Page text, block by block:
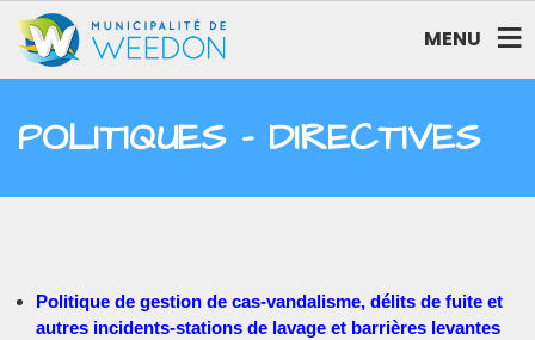
MENU
POLITIQUES – DIRECTIVES
Politique de gestion de cas-vandalisme, délits de fuite et
autres incidents-stations de lavage et barrières levantes